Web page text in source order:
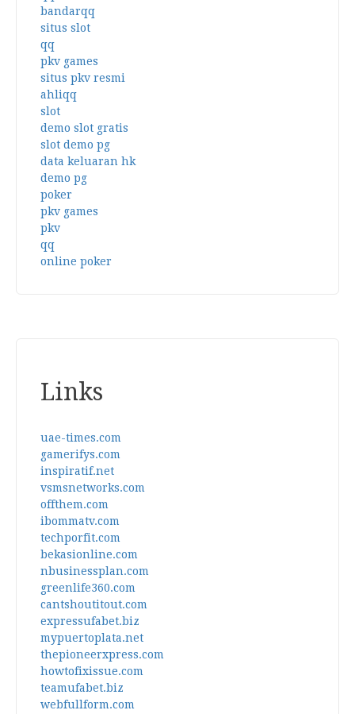
bandarqq
situs slot
qq
pkv games
situs pkv resmi
ahliqq
slot
demo slot gratis
slot demo pg
data keluaran hk
demo pg
poker
pkv games
pkv
qq
online poker
Links
uae-times.com
gamerifys.com
inspiratif.net
vsmsnetworks.com
offthem.com
ibommatv.com
techporfit.com
bekasionline.com
nbusinessplan.com
greenlife360.com
cantshoutitout.com
expressufabet.biz
mypuertoplata.net
thepioneerxpress.com
howtofixissue.com
teamufabet.biz
webfullform.com